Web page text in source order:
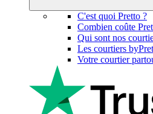
C'est quoi Pretto ?
Combien coûte
Qui sont nos
Les courtiers
Votre courtier